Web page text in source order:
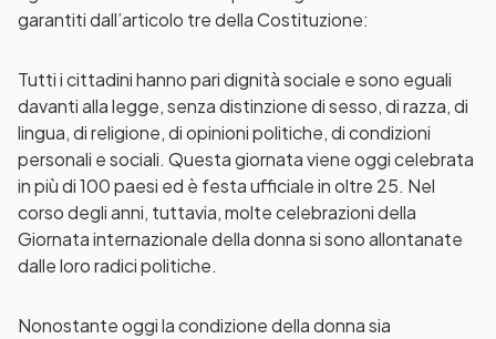
garantiti dall’articolo tre della Costituzione:
Tutti i cittadini hanno pari dignità sociale e sono eguali
davanti alla legge, senza distinzione di sesso, di razza, di
lingua, di religione, di opinioni politiche, di condizioni
personali e sociali. Questa giornata viene oggi celebrata
in più di 100 paesi ed è festa ufficiale in oltre 25. Nel
corso degli anni, tuttavia, molte celebrazioni della
Giornata internazionale della donna si sono allontanate
dalle loro radici politiche.
Nonostante oggi la condizione della donna sia